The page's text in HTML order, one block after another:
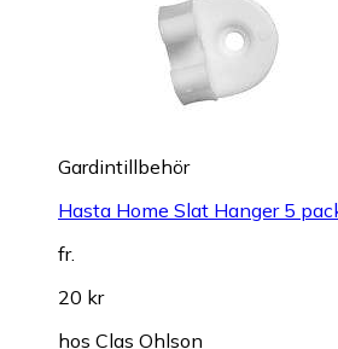
Gardintillbehör
Hasta Home Slat Hanger 5
fr.
20 kr
hos Clas Ohlson